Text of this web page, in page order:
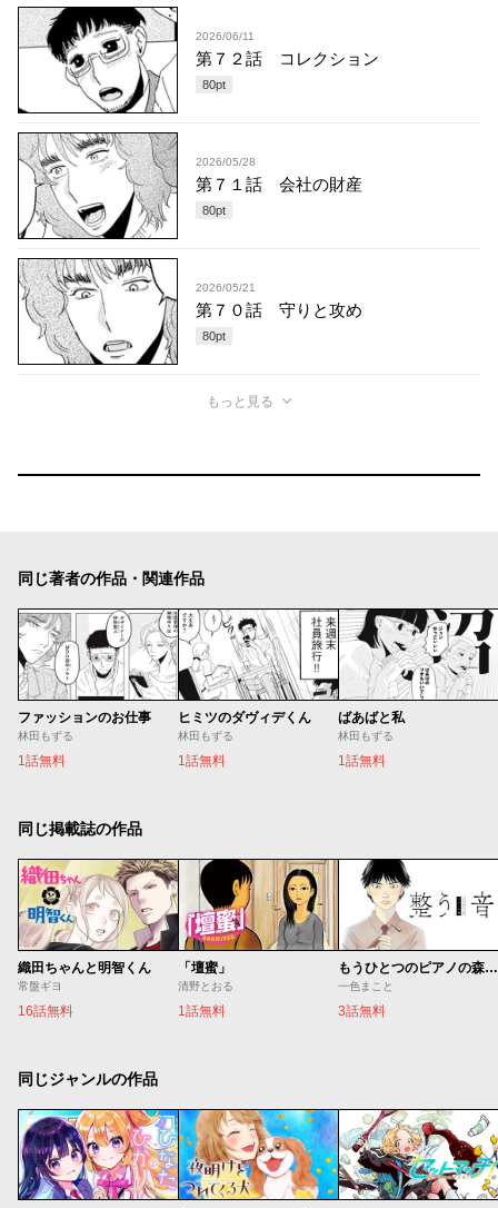
2026/06/11
第７２話 コレクション
80pt
2026/05/28
第７１話 会社の財産
80pt
2026/05/21
第７０話 守りと攻め
80pt
もっと見る
同じ著者の作品・関連作品
ファッションのお仕事
林田もずる
1話無料
ヒミツのダヴィデくん
林田もずる
1話無料
ばあばと私
林田もずる
1話無料
同じ掲載誌の作品
織田ちゃんと明智くん
常盤ギヨ
16話無料
「壇蜜」
清野とおる
1話無料
もうひとつのピアノの森 整う音
一色まこと
3話無料
同じジャンルの作品